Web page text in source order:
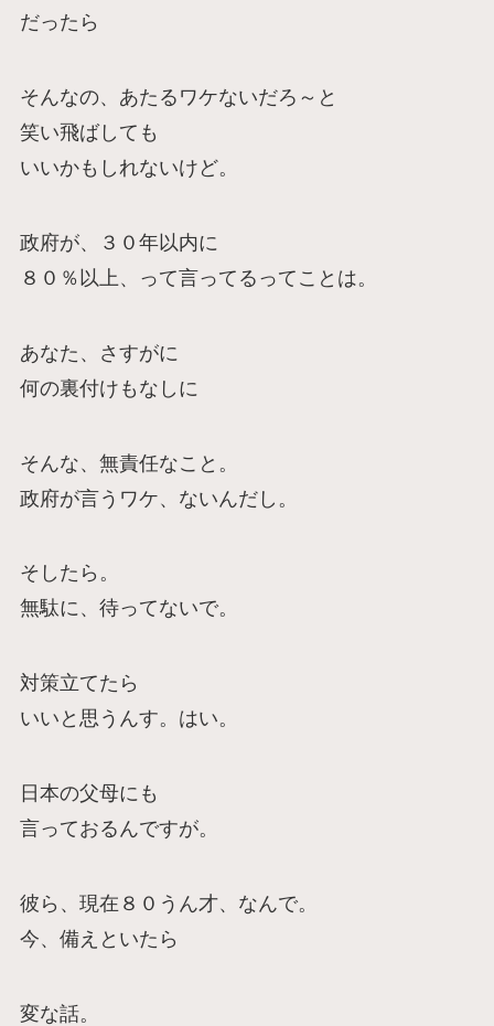
だったら
そんなの、あたるワケないだろ～と
笑い飛ばしても
いいかもしれないけど。
政府が、３０年以内に
８０％以上、って言ってるってことは。
あなた、さすがに
何の裏付けもなしに
そんな、無責任なこと。
政府が言うワケ、ないんだし。
そしたら。
無駄に、待ってないで。
対策立てたら
いいと思うんす。はい。
日本の父母にも
言っておるんですが。
彼ら、現在８０うん才、なんで。
今、備えといたら
変な話。